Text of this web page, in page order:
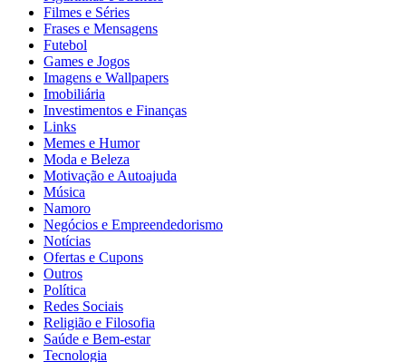
Filmes e Séries
Frases e Mensagens
Futebol
Games e Jogos
Imagens e Wallpapers
Imobiliária
Investimentos e Finanças
Links
Memes e Humor
Moda e Beleza
Motivação e Autoajuda
Música
Namoro
Negócios e Empreendedorismo
Notícias
Ofertas e Cupons
Outros
Política
Redes Sociais
Religião e Filosofia
Saúde e Bem-estar
Tecnologia